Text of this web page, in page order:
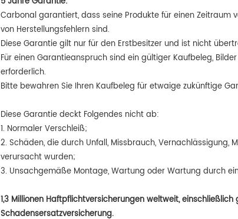
Carbonal garantiert, dass seine Produkte für einen
von Herstellungsfehlern sind.
Diese Garantie gilt nur für den Erstbesitzer und ist nicht
Für einen Garantieanspruch sind ein gültiger Kaufbeleg,
erforderlich.
Bitte bewahren Sie Ihren Kaufbeleg für etwaige zukünftige
Diese Garantie deckt Folgendes nicht ab:
1. Normaler Verschleiß;
2. Schäden, die durch Unfall, Missbrauch, Vernachlässigung,
verursacht wurden;
3. Unsachgemäße Montage, Wartung oder Wartung durch
1,3 Millionen Haftpflichtversicherungen weltweit,
Schadensersatzversicherung.